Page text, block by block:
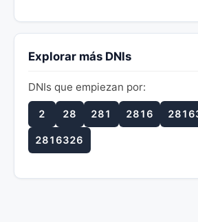
Explorar más DNIs
DNIs que empiezan por:
2 28 281 2816
2816326